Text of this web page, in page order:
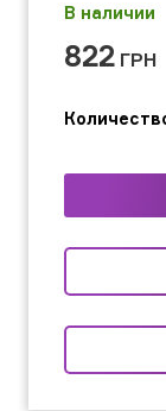
В наличии
822 ГРН